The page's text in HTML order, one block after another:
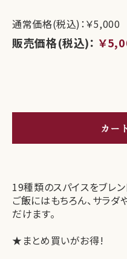
通常価格(税込)：￥5,000
販売価格(税込)： ￥
カー
19種類のスパイスをブレ
ご飯にはもちろん、サラ
だけます。
★まとめ買いがお得!